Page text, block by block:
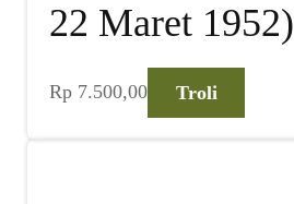
22 Maret 1952)
Rp 7.500,00 Troli